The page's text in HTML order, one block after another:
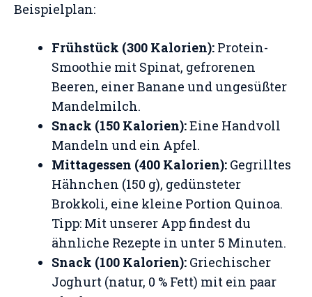
Beispielplan:
Frühstück (300 Kalorien): Protein-
Smoothie mit Spinat, gefrorenen
Beeren, einer Banane und ungesüßter
Mandelmilch.
Snack (150 Kalorien):Eine Handvoll
Mandeln und ein Apfel.
Mittagessen (400 Kalorien): Gegrilltes
Hähnchen (150 g), gedünsteter
Brokkoli, eine kleine Portion Quinoa.
Tipp: Mit unserer App findest du
ähnliche Rezepte in unter 5 Minuten.
Snack (100 Kalorien): Griechischer
Joghurt (natur, 0 % Fett) mit ein paar